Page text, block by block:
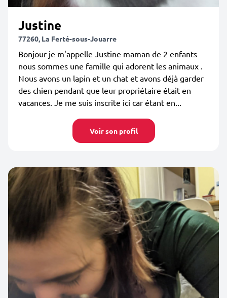
Justine
77260, La Ferté-sous-Jouarre
Bonjour je m'appelle Justine maman de 2 enfants
nous sommes une famille qui adorent les animaux .
Nous avons un lapin et un chat et avons déjà garder
des chien pendant que leur propriétaire était en
vacances. Je me suis inscrite ici car étant en...
Voir son profil